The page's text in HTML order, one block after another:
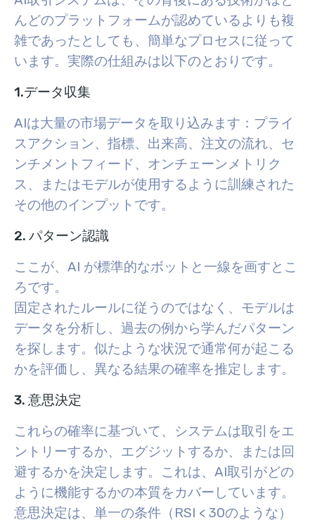
んどのプラットフォームが認めているよりも複
雑であったとしても、簡単なプロセスに従って
います。実際の仕組みは以下のとおりです。
1.データ収集
AIは大量の市場データを取り込みます：プライ
スアクション、指標、出来高、注文の流れ、セ
ンチメントフィード、オンチェーンメトリク
ス、またはモデルが使用するように訓練された
その他のインプットです。
2. パターン認識
ここが、AI が標準的なボットと一線を画すとこ
ろです。
固定されたルールに従うのではなく、モデルは
データを分析し、過去の例から学んだパターン
を探します。似たような状況で通常何が起こる
かを評価し、異なる結果の確率を推定します。
3. 意思決定
これらの確率に基づいて、システムは取引をエ
ントリーするか、エグジットするか、または回
避するかを決定します。これは、AI取引がどの
ように機能するかの本質をカバーしています。
意思決定は、単一の条件（RSI < 30のような）